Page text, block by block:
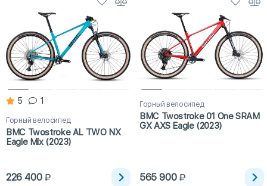
5 1
Горный велосипед
BMC Twostroke AL TWO NX
Eagle Mix (2023)
226 400
Горный велосипед
BMC Twostroke 01 One SRAM
GX AXS Eagle (2023)
565 900